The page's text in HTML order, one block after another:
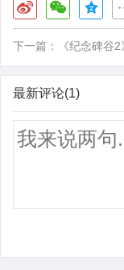
下一篇： 《纪念碑谷
最新评论(1)